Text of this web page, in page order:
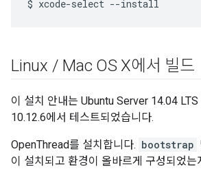
Linux / Mac OS X에서 빌드
이 설치 안내는 Ubuntu Server 14.04
10.12.6에서 테스트되었습니다.
OpenThread를 설치합니다. bootstrap
이 설치되고 환경이 올바르게 구성되었는